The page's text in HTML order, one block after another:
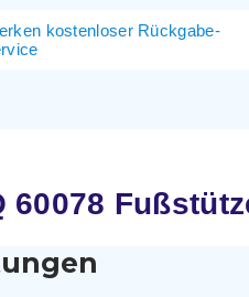
kostenloser Rückgabe-
60078